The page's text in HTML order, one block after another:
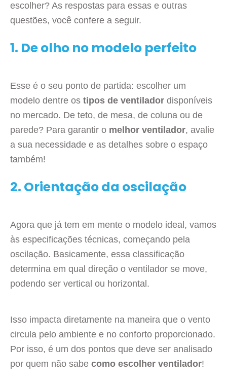
escolher? As respostas para essas e outras
questões, você confere a seguir.
1. De olho no modelo perfeito
Esse é o seu ponto de partida: escolher um
modelo dentre os tipos de ventilador disponíveis
no mercado. De teto, de mesa, de coluna ou de
parede? Para garantir o melhor ventilador, avalie
a sua necessidade e as detalhes sobre o espaço
também!
2. Orientação da oscilação
Agora que já tem em mente o modelo ideal, vamos
às especificações técnicas, começando pela
oscilação. Basicamente, essa classificação
determina em qual direção o ventilador se move,
podendo ser vertical ou horizontal.
Isso impacta diretamente na maneira que o vento
circula pelo ambiente e no conforto proporcionado.
Por isso, é um dos pontos que deve ser analisado
por quem não sabe como escolher ventilador!